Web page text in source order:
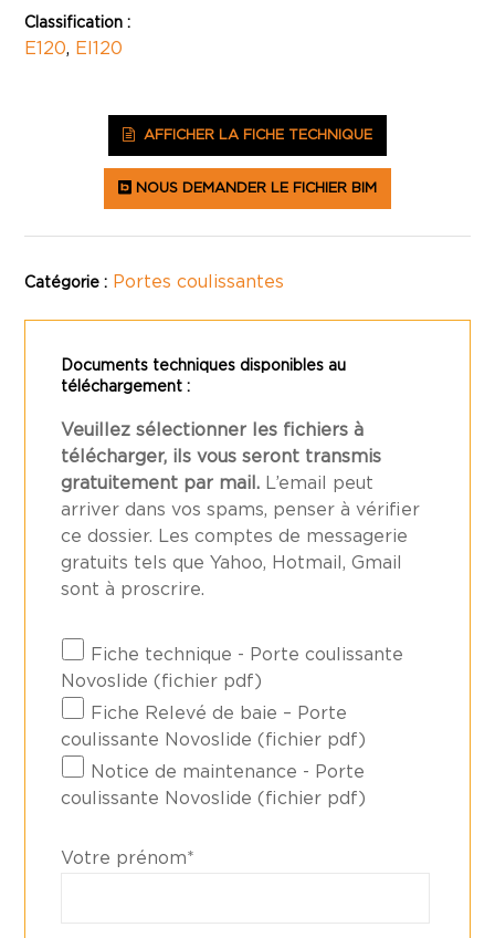
Classification :
E120, EI120
AFFICHER LA FICHE TECHNIQUE
NOUS DEMANDER LE FICHIER BIM
Catégorie : Portes coulissantes
Documents techniques disponibles au
téléchargement :
Veuillez sélectionner les fichiers à
télécharger, ils vous seront transmis
gratuitement par mail. L’email peut
arriver dans vos spams, penser à vérifier
ce dossier. Les comptes de messagerie
gratuits tels que Yahoo, Hotmail, Gmail
sont à proscrire.
Fiche technique - Porte coulissante
Novoslide (fichier pdf)
Fiche Relevé de baie – Porte
coulissante Novoslide (fichier pdf)
Notice de maintenance - Porte
coulissante Novoslide (fichier pdf)
Votre prénom*